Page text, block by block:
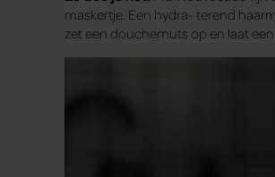
maskertje. Een hydra- terend
zet een douchemuts op en laat